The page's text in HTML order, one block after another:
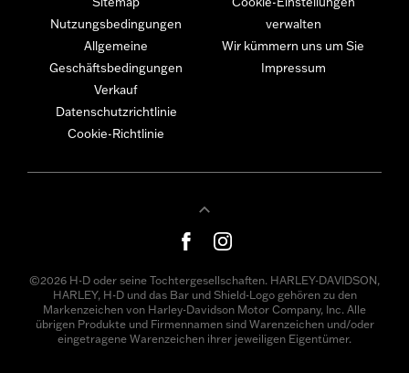
Nutzungsbedingungen
Allgemeine
Geschäftsbedingungen
Verkauf
Datenschutzrichtlinie
Cookie-Richtlinie
verwalten
Wir kümmern uns um Sie
Impressum
©2026 H-D oder seine Tochtergesellschaften. HARLEY-DAVIDSON,
HARLEY, H-D und das Bar und Shield-Logo gehören zu den
Markenzeichen von Harley-Davidson Motor Company, Inc. Alle
übrigen Produkte und Firmennamen sind Warenzeichen und/oder
eingetragene Warenzeichen ihrer jeweiligen Eigentümer.